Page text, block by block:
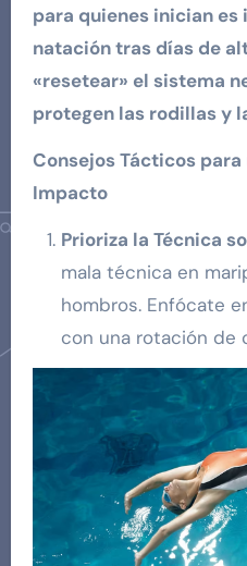
para quienes inician es
natación tras días de
«resetear» el sistema
protegen las rodillas y
Consejos Tácticos para
Impacto
Prioriza la Técnica
mala técnica en
hombros. Enfócate
con una rotación de